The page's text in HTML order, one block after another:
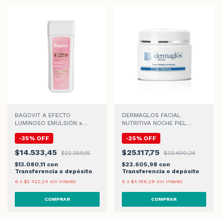
BAGOVIT A EFECTO
LUMINOSO EMULSIÓN x
-35% OFF
$14.533,45
$22.359,15
$13.080,11 con
Transferencia o depósito
6 x $2.422,24 sin interés
DERMAGLOS FACIAL
NUTRITIVA NOCHE PIEL
-25% OFF
$25.117,75
$33.490,34
$22.605,98 con
Transferencia o depósito
6 x $4.186,29 sin interés